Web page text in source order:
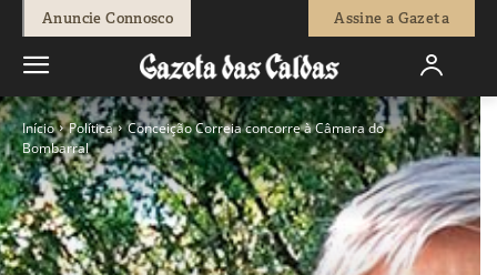
Anuncie Connosco Assine a Gazeta
Início Política
Conceição Correia concorre à Câmara do
Bombarral